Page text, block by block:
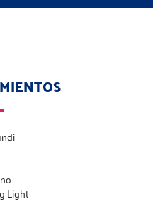
Light